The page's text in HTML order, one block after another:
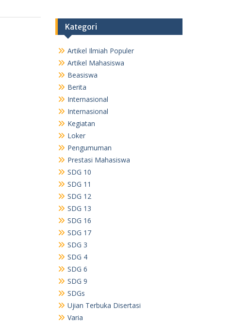
Kategori
Artikel Ilmiah Populer
Artikel Mahasiswa
Beasiswa
Berita
Internasional
Internasional
Kegiatan
Loker
Pengumuman
Prestasi Mahasiswa
SDG 10
SDG 11
SDG 12
SDG 13
SDG 16
SDG 17
SDG 3
SDG 4
SDG 6
SDG 9
SDGs
Ujian Terbuka Disertasi
Varia